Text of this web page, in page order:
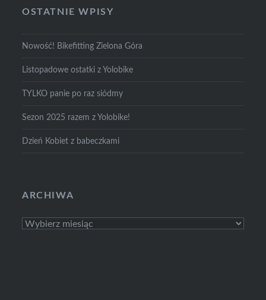
OSTATNIE WPISY
Nowość! Bikefitting Zielona Góra
Listopadowe ostatki z Yolobike
TYLKO panie po raz siódmy
Sezon 2025 razem z Yolobike!
Dzień Kobiet z babeczkami
ARCHIWA
Archiwa